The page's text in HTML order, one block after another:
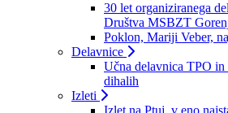
30 let organiziranega
Društva MSBZT
Poklon, Mariji Veber,
Delavnice
Učna delavnica TPO
dihalih
Izleti